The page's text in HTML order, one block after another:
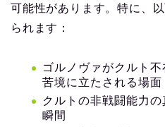
可能性があります。特に、
られます：
ゴルノヴァがクルト不
苦境に立たされる場面
クルトの非戦闘能力
瞬間